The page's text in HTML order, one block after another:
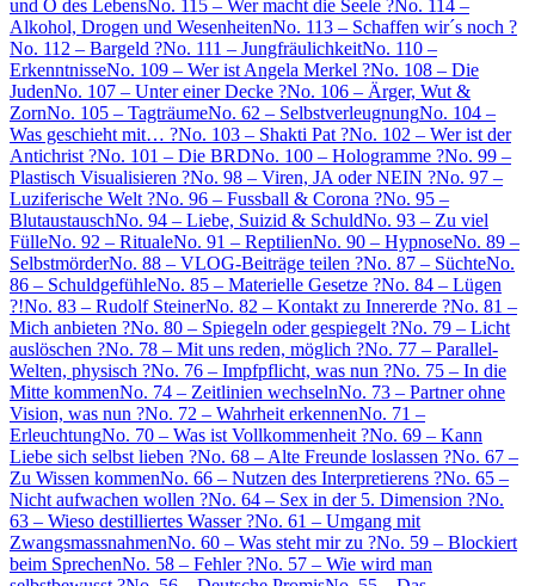
und O des LebensNo. 115 – Wer macht die Seele ?No. 114 –
Alkohol, Drogen und WesenheitenNo. 113 – Schaffen wir´s noch ?
No. 112 – Bargeld ?No. 111 – JungfräulichkeitNo. 110 –
ErkenntnisseNo. 109 – Wer ist Angela Merkel ?No. 108 – Die
JudenNo. 107 – Unter einer Decke ?No. 106 – Ärger, Wut &
ZornNo. 105 – TagträumeNo. 62 – SelbstverleugnungNo. 104 –
Was geschieht mit… ?No. 103 – Shakti Pat ?No. 102 – Wer ist der
Antichrist ?No. 101 – Die BRDNo. 100 – Hologramme ?No. 99 –
Plastisch Visualisieren ?No. 98 – Viren, JA oder NEIN ?No. 97 –
Luziferische Welt ?No. 96 – Fussball & Corona ?No. 95 –
BlutaustauschNo. 94 – Liebe, Suizid & SchuldNo. 93 – Zu viel
FülleNo. 92 – RitualeNo. 91 – ReptilienNo. 90 – HypnoseNo. 89 –
SelbstmörderNo. 88 – VLOG-Beiträge teilen ?No. 87 – SüchteNo.
86 – SchuldgefühleNo. 85 – Materielle Gesetze ?No. 84 – Lügen
?!No. 83 – Rudolf SteinerNo. 82 – Kontakt zu Innererde ?No. 81 –
Mich anbieten ?No. 80 – Spiegeln oder gespiegelt ?No. 79 – Licht
auslöschen ?No. 78 – Mit uns reden, möglich ?No. 77 – Parallel-
Welten, physisch ?No. 76 – Impfpflicht, was nun ?No. 75 – In die
Mitte kommenNo. 74 – Zeitlinien wechselnNo. 73 – Partner ohne
Vision, was nun ?No. 72 – Wahrheit erkennenNo. 71 –
ErleuchtungNo. 70 – Was ist Vollkommenheit ?No. 69 – Kann
Liebe sich selbst lieben ?No. 68 – Alte Freunde loslassen ?No. 67 –
Zu Wissen kommenNo. 66 – Nutzen des Interpretierens ?No. 65 –
Nicht aufwachen wollen ?No. 64 – Sex in der 5. Dimension ?No.
63 – Wieso destilliertes Wasser ?No. 61 – Umgang mit
ZwangsmassnahmenNo. 60 – Was steht mir zu ?No. 59 – Blockiert
beim SprechenNo. 58 – Fehler ?No. 57 – Wie wird man